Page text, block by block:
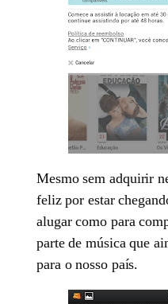
Mesmo sem adquirir
feliz por estar
alugar como para
parte de música que
para o nosso país.